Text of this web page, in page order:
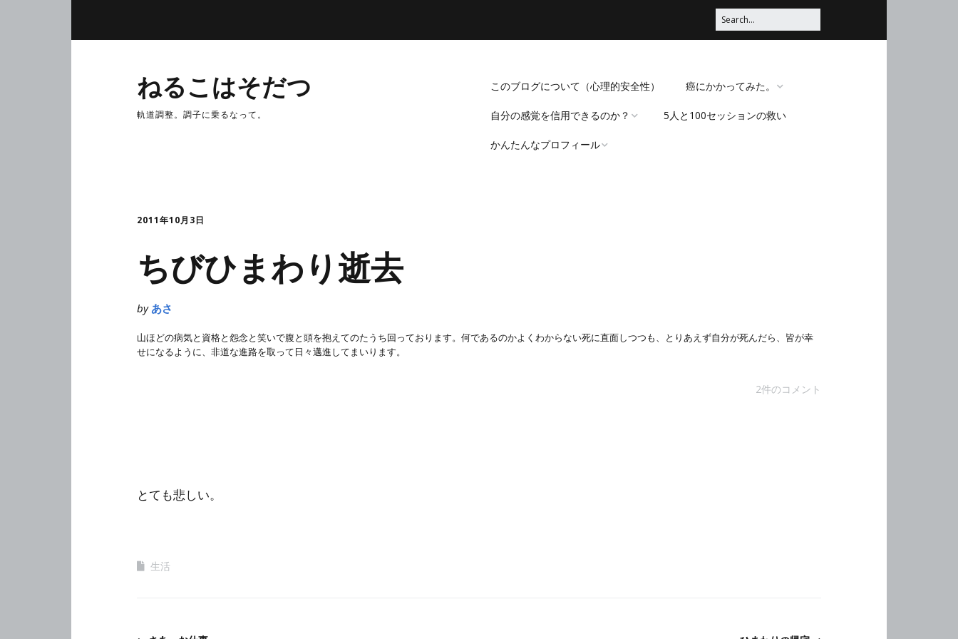
ねるこはそだつ
軌道調整。調子に乗るなって。
このブログについて（心理的安全性） 癌にかかってみた。
脳みそほじくられてみ
自分の感覚を信用できるのか？
「死にたい」と思うことについ
5人と100セッションの救い
かんたんなプロフィール
2011年10月3日
ちびひまわり逝去
by あさ
山ほどの病気と資格と怨念と笑いで腹と頭を抱えてのたうち回っております。何であるのかよくわからない死に直面しつつも、とりあえず自分が死んだら、皆が幸
せになるように、非道な進路を取って日々邁進してまいります。
2件のコメント
とても悲しい。
生活